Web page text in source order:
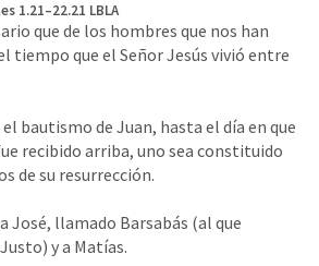
1.21–22.21 LBLA
que de los hombres que nos han
tiempo que el Señor Jesús vivió entre
bautismo de Juan, hasta el día en que
recibido arriba, uno sea constituido
de su resurrección.
José, llamado Barsabás (al que
y a Matías.